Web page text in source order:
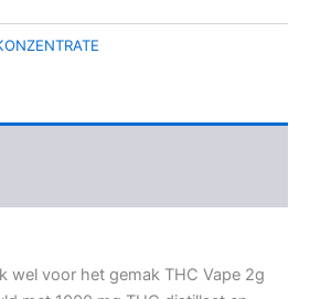
wel voor het gemak THC Vape 2g